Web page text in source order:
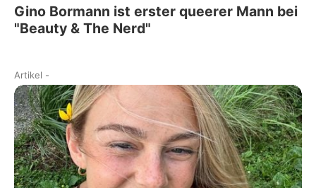
Gino Bormann ist erster queerer Mann bei
"Beauty & The Nerd"
Artikel -